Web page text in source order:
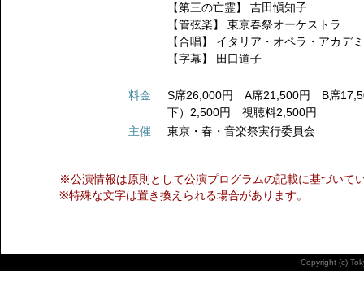
【第三の亡霊】吉田愼知子
【管弦楽】東京春祭オーケストラ
【合唱】 イタリア・オペラ・アカデ
【字幕】
田口道子
料金
S席26,000円 A席21,500円 B席
下）2,500円 視聴料2,500円
主催
東京・春・音楽祭実行委員会
※公演情報は原則として公演プログラムの記載に基づいて
※特殊な文字は置き換えられる場合があります。
Copyright (c)